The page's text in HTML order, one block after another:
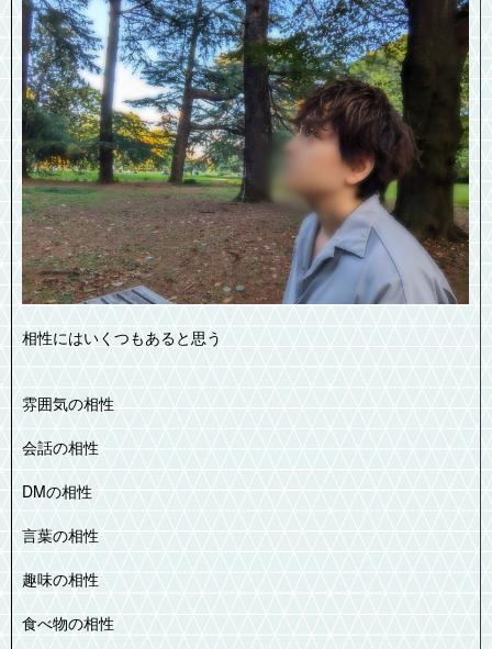
相性にはいくつもあると思う
雰囲気の相性
会話の相性
DMの相性
言葉の相性
趣味の相性
食べ物の相性